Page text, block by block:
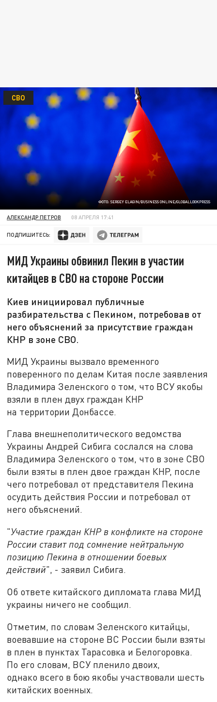
ФОТО: SERGEY ELAGIN/BUSINESS ONLINE/GLOBALLOOKPRESS
СВО
АЛЕКСАНДР ПЕТРОВ 08 АПРЕЛЯ 17:41
ПОДПИШИТЕСЬ:
МИД Украины обвинил Пекин в участии
китайцев в СВО на стороне России
Киев инициировал публичные
разбирательства с Пекином, потребовав от
него объяснений за присутствие граждан
КНР в зоне СВО.
МИД Украины вызвало временного
поверенного по делам Китая после заявления
Владимира Зеленского о том, что ВСУ якобы
взяли в плен двух граждан КНР
на территории Донбассе.
Глава внешнеполитического ведомства
Украины Андрей Сибига сослался на слова
Владимира Зеленского о том, что в зоне СВО
были взяты в плен двое граждан КНР, после
чего потребовал от представителя Пекина
осудить действия России и потребовал от
него объяснений.
"Участие граждан КНР в конфликте на стороне
России ставит под сомнение нейтральную
позицию Пекина в отношении боевых
действий", - заявил Сибига.
Об ответе китайского дипломата глава МИД
украины ничего не сообщил.
Отметим, по словам Зеленского китайцы,
воевавшие на стороне ВС России были взяты
в плен в пунктах Тарасовка и Белогоровка.
По его словам, ВСУ пленило двоих,
однако всего в бою якобы участвовали шесть
китайских военных.